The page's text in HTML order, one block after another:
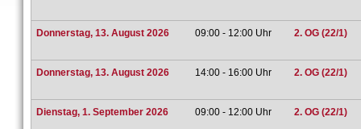
Donnerstag, 13. August 2026 09:00 - 12:00 Uhr 2. OG (22/1)
Donnerstag, 13. August 2026 14:00 - 16:00 Uhr 2. OG (22/1)
Dienstag, 1. September 2026 09:00 - 12:00 Uhr 2. OG (22/1)